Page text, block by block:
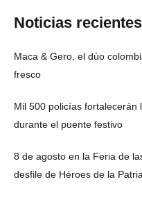
Noticias recientes
Maca & Gero, el dúo
fresco
Mil 500 policías fortalecerán
durante el puente festivo
8 de agosto en la Feria de
desfile de Héroes de la